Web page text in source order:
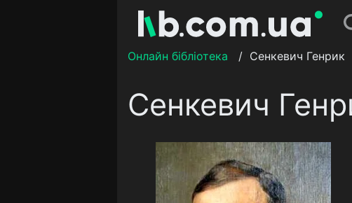
Онлайн бібліотека / Сенкевич Генрик
Сенкевич